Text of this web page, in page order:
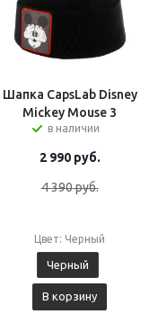
Шапка CapsLab Disney
Mickey Mouse 3
в наличии
2 990руб.
4 390руб.
Цвет: Черный
Черный
В корзину